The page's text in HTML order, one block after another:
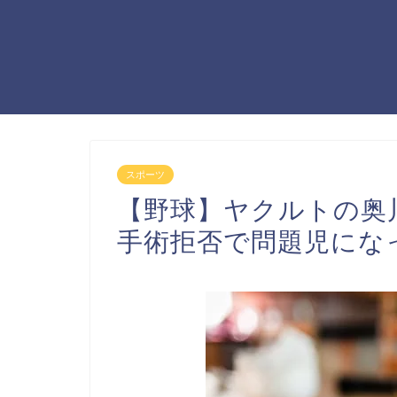
スポーツ
【野球】ヤクルトの
手術拒否で問題児に